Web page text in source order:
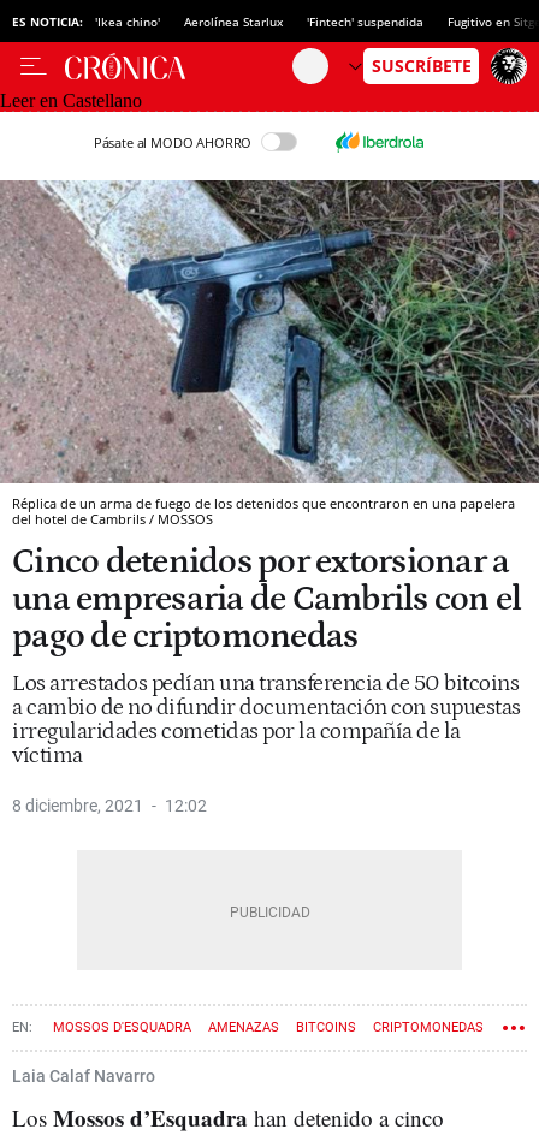
ES NOTICIA: 'Ikea chino' Aerolínea Starlux 'Fintech' suspendida Fugitivo en
Leer en Castellano
Pásate al MODO AHORRO
Réplica de un arma de fuego de los detenidos que encontraron en una papelera
del hotel de Cambrils / MOSSOS
Cinco detenidos por extorsionar a
una empresaria de Cambrils con el
pago de criptomonedas
Los arrestados pedían una transferencia de 50 bitcoins
a cambio de no difundir documentación con supuestas
irregularidades cometidas por la compañía de la
víctima
8 diciembre, 2021 12:02
MOSSOS D'ESQUADRA AMENAZAS BITCOINS CRIPTOMONEDAS
Laia Calaf Navarro
Los Mossos d’Esquadra han detenido a cinco